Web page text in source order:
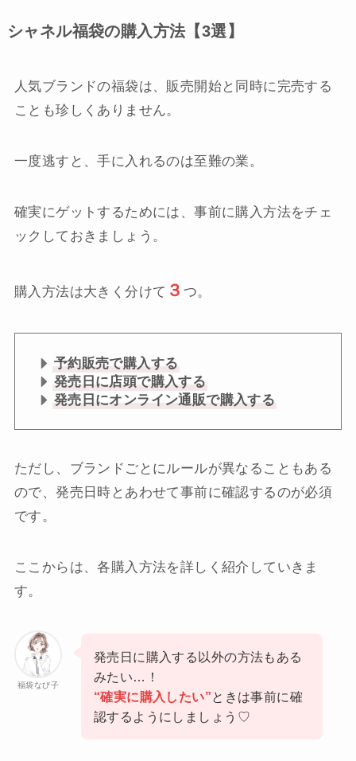
シャネル福袋の購入方法【3選】
人気ブランドの福袋は、販売開始と同時に完売する
ことも珍しくありません。
一度逃すと、手に入れるのは至難の業。
確実にゲットするためには、事前に購入方法をチェ
ックしておきましょう。
購入方法は大きく分けて ３ つ。
予約販売で購入する
発売日に店頭で購入する
発売日にオンライン通販で購入する
ただし、ブランドごとにルールが異なることもある
ので、発売日時とあわせて事前に確認するのが必須
です。
ここからは、各購入方法を詳しく紹介していきま
す。
福袋なび子
発売日に購入する以外の方法もある
みたい…！
“確実に購入したい” ときは事前に確
認するようにしましょう♡